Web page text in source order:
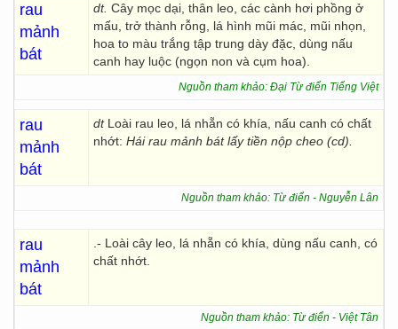
rau
mảnh
bát
dt. Cây mọc dại, thân leo, các cành hơi phồng ở
mấu, trở thành rỗng, lá hình mũi mác, mũi nhọn,
hoa to màu trắng tập trung dày đặc, dùng nấu
canh hay luộc (ngọn non và cụm hoa).
Nguồn tham khảo: Đại Từ điển Tiếng Việt
rau
mảnh
bát
dt Loài rau leo, lá nhẵn có khía, nấu canh có chất
nhớt: Hái rau mảnh bát lấy tiền nộp cheo (cd).
Nguồn tham khảo: Từ điển - Nguyễn Lân
rau
mảnh
bát
.- Loài cây leo, lá nhẵn có khía, dùng nấu canh, có
chất nhớt.
Nguồn tham khảo: Từ điển - Việt Tân